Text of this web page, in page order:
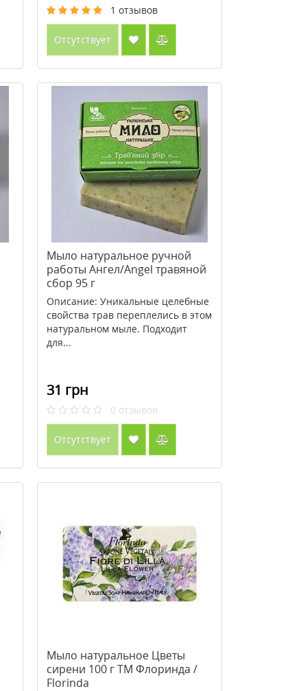
1 отзывов
Отсутствует
Мыло натуральное ручной
работы Ангел/Angel травяной
сбор 95 г
Описание: Уникальные целебные
свойства трав переплелись в этом
натуральном мыле. Подходит
для...
31 грн
0 отзывов
Отсутствует
Мыло натуральное Цветы
сирени 100 г TM Флоринда /
Florinda